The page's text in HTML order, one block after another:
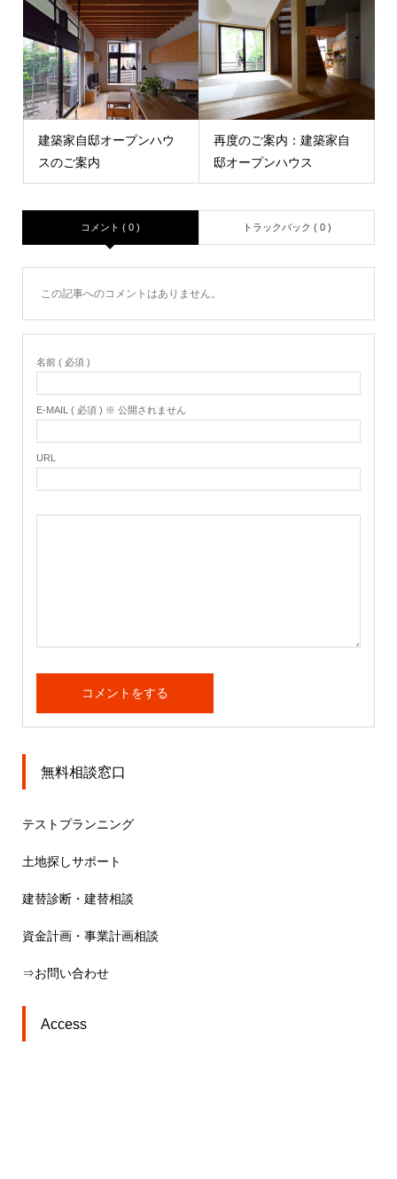
建築家自邸オープンハウ
スのご案内
再度のご案内：建築家自
邸オープンハウス
コメント ( 0 ) トラックバック ( 0 )
この記事へのコメントはありません。
名前 ( 必須 )
E-MAIL ( 必須 ) ※ 公開されません
URL
無料相談窓口
テストプランニング
土地探しサポート
建替診断・建替相談
資金計画・事業計画相談
⇒お問い合わせ
Access